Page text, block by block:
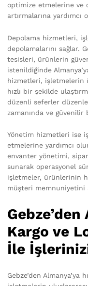
optimize etmelerine ve
artırmalarına yardımcı
Depolama hizmetleri,
depolamalarını sağlar.
tesisleri, ürünlerin
istenildiğinde
hizmetleri, işletmelerin
hızlı bir şekilde
düzenli seferler
zamanında ve
Yönetim hizmetleri ise
etmelerine yardımcı
envanter yönetimi,
sunarak operasyonel
işletmeler, ürünlerinin
müşteri memnuniyetini
Gebze’den
Kargo ve
İle
Gebze’den Almanya’ya